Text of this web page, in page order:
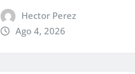
Hector Perez
Ago 4, 2026